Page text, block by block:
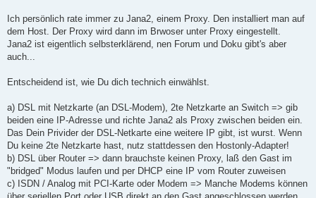
Ich persönlich rate immer zu Jana2, einem Proxy. Den installiert man auf
dem Host. Der Proxy wird dann im Brwoser unter Proxy eingestellt.
Jana2 ist eigentlich selbsterklärend, nen Forum und Doku gibt's aber
auch...
Entscheidend ist, wie Du dich technich einwählst.
a) DSL mit Netzkarte (an DSL-Modem), 2te Netzkarte an Switch => gib
beiden eine IP-Adresse und richte Jana2 als Proxy zwischen beiden ein.
Das Dein Privider der DSL-Netkarte eine weitere IP gibt, ist wurst. Wenn
Du keine 2te Netzkarte hast, nutz stattdessen den Hostonly-Adapter!
b) DSL über Router => dann brauchste keinen Proxy, laß den Gast im
"bridged" Modus laufen und per DHCP eine IP vom Router zuweisen
c) ISDN / Analog mit PCI-Karte oder Modem => Manche Modems können